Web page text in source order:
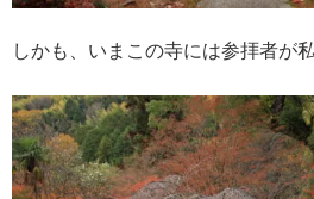
しかも、いまこの寺には参拝者が